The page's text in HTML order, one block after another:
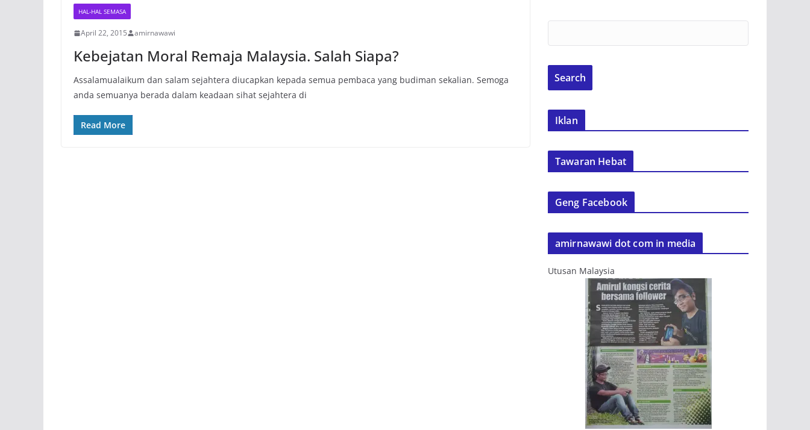
HAL-HAL SEMASA
April 22, 2015 amirnawawi
Kebejatan Moral Remaja Malaysia. Salah Siapa?
Assalamualaikum dan salam sejahtera diucapkan kepada semua pembaca yang budiman sekalian. Semoga
anda semuanya berada dalam keadaan sihat sejahtera di
Read More Iklan
Tawaran Hebat
Geng Facebook
amirnawawi dot com in media
Utusan Malaysia